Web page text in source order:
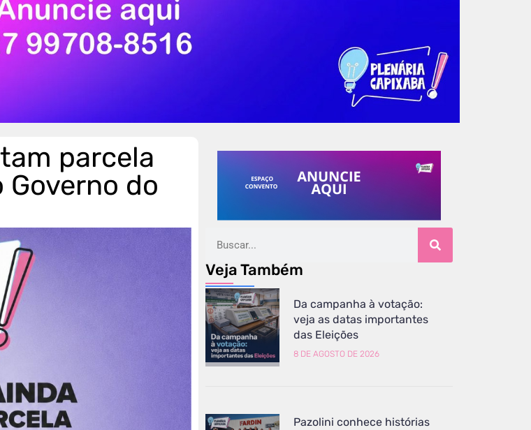
parcela
do
Veja Também
Da campanha à votação:
veja as datas importantes
das Eleições
8 DE AGOSTO DE 2026
Pazolini conhece histórias